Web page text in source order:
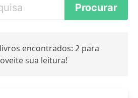
encontrados: 2 para
sua leitura!